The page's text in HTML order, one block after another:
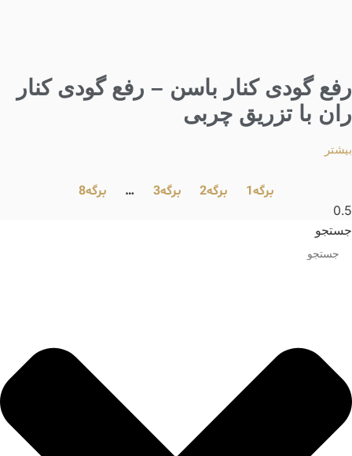
رفع گودی کنار باسن – رفع گودی کنار
ران با تزریق چربی
بیشتر
برگه1 برگه2 برگه3
… برگه8
جستجو